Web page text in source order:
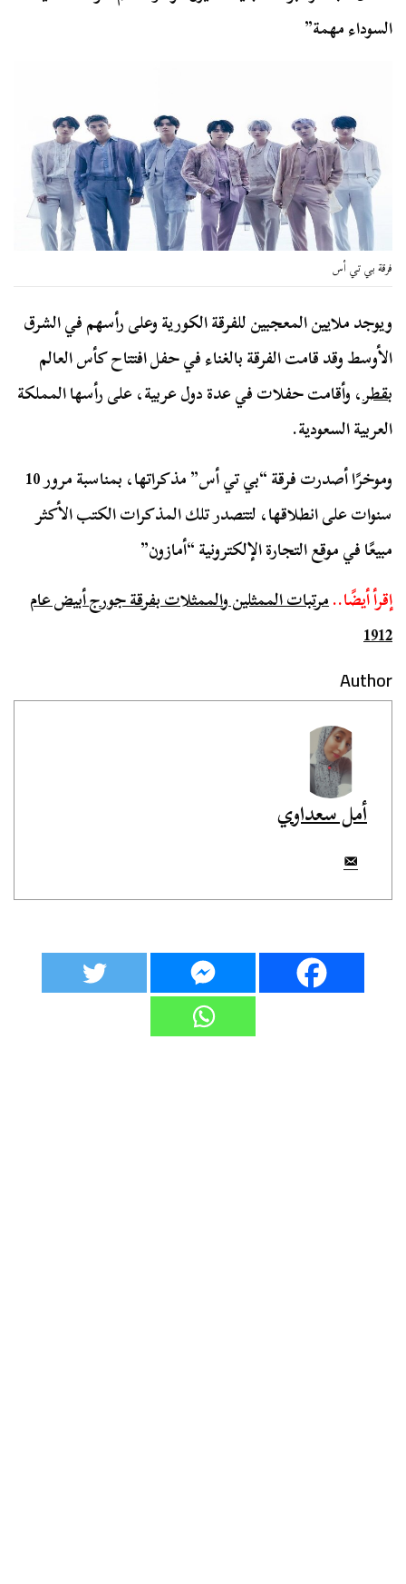
السوداء مهمة”
فرقة بي تي أس
ويوجد ملايين المعجبين للفرقة الكورية وعلى رأسهم في الشرق
الأوسط وقد قامت الفرقة بالغناء في حفل افتتاح كأس العالم
بقطر، وأقامت حفلات في عدة دول عربية، على رأسها المملكة
العربية السعودية.
وموخرًا أصدرت فرقة “بي تي أس” مذكراتها، بمناسبة مرور 10
سنوات على انطلاقها، لتتصدر تلك المذكرات الكتب الأكثر
مبيعًا في موقع التجارة الإلكترونية “أمازون”
إقرأ أيضًا..مرتبات الممثلين والممثلات بفرقة جورج أبيض عام
1912
Author
أمل سعداوي